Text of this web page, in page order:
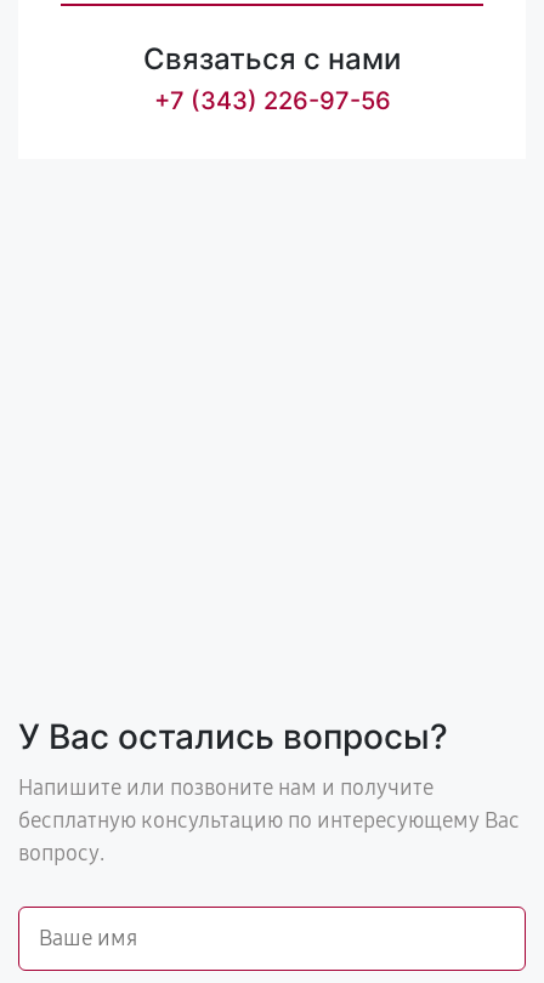
Связаться с нами
+7 (343) 226-97-56
У Вас остались вопросы?
Напишите или позвоните нам и получите
бесплатную консультацию по интересующему Вас
вопросу.